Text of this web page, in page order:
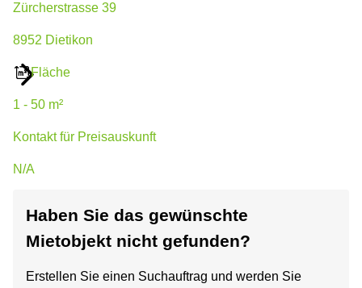
Zürcherstrasse 39
8952 Dietikon
Fläche
1 - 50 m²
Kontakt für Preisauskunft
N/A
Coworking +2
Etzelmatt 1
Haben Sie das gewünschte
Mietobjekt nicht gefunden?
Erstellen Sie einen Suchauftrag und werden Sie